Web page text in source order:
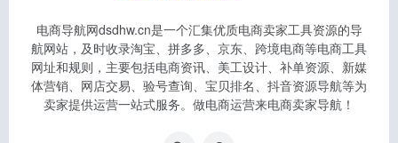
电商导航网dsdhw.cn是一个汇集优质电商卖家工具资源的导
航网站，及时收录淘宝、拼多多、京东、跨境电商等电商工具
网址和规则，主要包括电商资讯、美工设计、补单资源、新媒
体营销、网店交易、验号查询、宝贝排名、抖音资源导航等为
卖家提供运营一站式服务。做电商运营来电商卖家导航！